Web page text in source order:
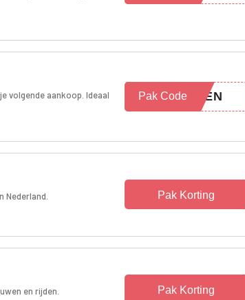
volgende aankoop. Ideaal
WEEN
Pak Code
Nederland. Pak Korting
en rijden. Pak Korting